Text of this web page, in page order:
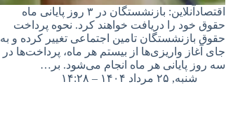
اقتصادآنلاین: بازنشستگان در ۳ روز پایانی ماه
حقوق خود را دریافت خواهند کرد. نحوه پرداخت
حقوق بازنشستگان تامین اجتماعی تغییر کرده و به
جای آغاز واریزی‌ها از بیستم هر ماه، پرداخت‌ها در
سه روز پایانی هر ماه انجام می‌شود. بر…
شنبه, ۲۵ مرداد ۱۴۰۴ – ۱۴:۲۸